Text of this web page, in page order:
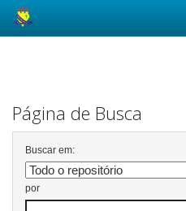
Página de Busca
Buscar em:
por